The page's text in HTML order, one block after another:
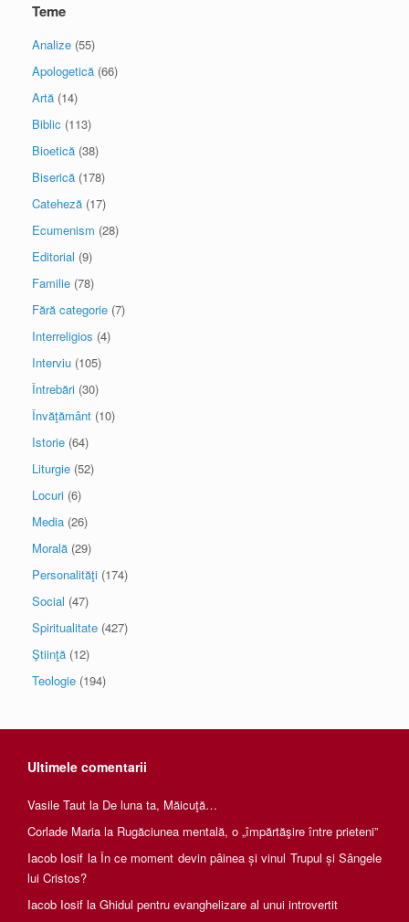
Teme
Analize (55)
Apologetică (66)
Artă (14)
Biblic (113)
Bioetică (38)
Biserică (178)
Cateheză (17)
Ecumenism (28)
Editorial (9)
Familie (78)
Fără categorie (7)
Interreligios (4)
Interviu (105)
Întrebări (30)
Învăţământ (10)
Istorie (64)
Liturgie (52)
Locuri (6)
Media (26)
Morală (29)
Personalităţi (174)
Social (47)
Spiritualitate (427)
Ştiinţă (12)
Teologie (194)
Ultimele comentarii
Vasile Taut la De luna ta, Măicuţă…
Corlade Maria la Rugăciunea mentală, o „împărtăşire între prieteni”
Iacob Iosif la În ce moment devin pâinea și vinul Trupul și Sângele
lui Cristos?
Iacob Iosif la Ghidul pentru evanghelizare al unui introvertit